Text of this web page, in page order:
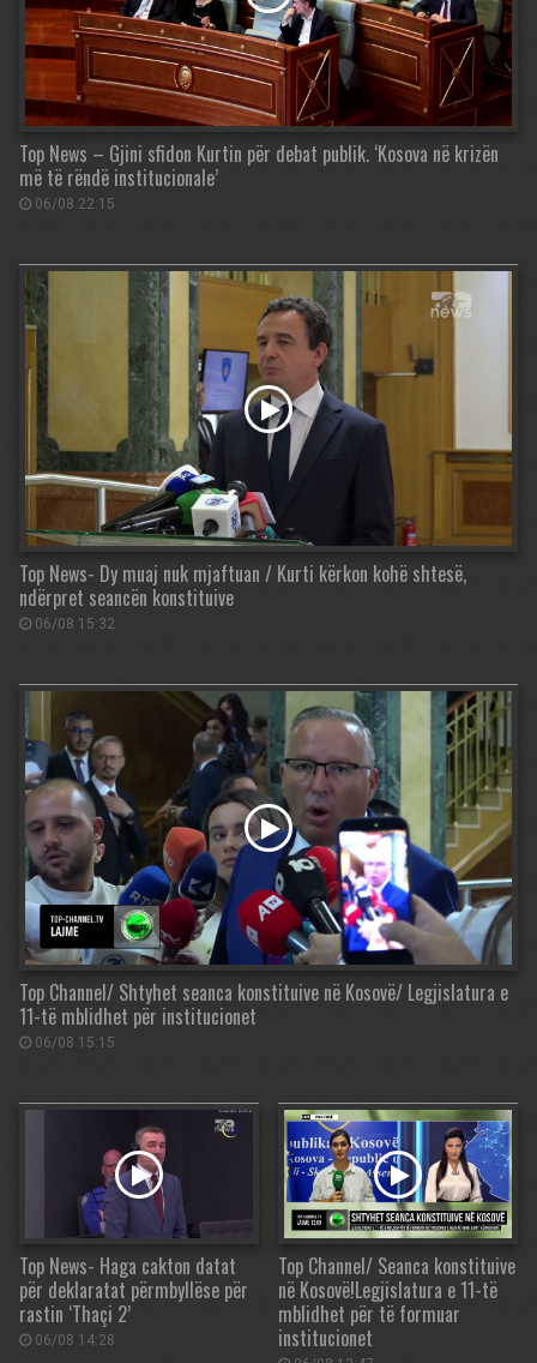
Top News – Gjini sfidon Kurtin për debat publik. ‘Kosova në krizën
më të rëndë institucionale’
06/08 22:15
Top News- Dy muaj nuk mjaftuan / Kurti kërkon kohë shtesë,
ndërpret seancën konstituive
06/08 15:32
Top Channel/ Shtyhet seanca konstituive në Kosovë/ Legjislatura e
11-të mblidhet për institucionet
06/08 15:15
Top News- Haga cakton datat
për deklaratat përmbyllëse për
rastin ‘Thaçi 2’
06/08 14:28
Top Channel/ Seanca konstituive
në Kosovë!Legjislatura e 11-të
mblidhet për të formuar
institucionet